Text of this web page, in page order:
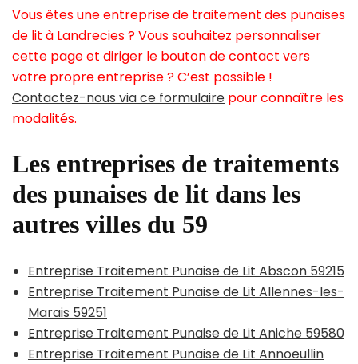
Vous êtes une entreprise de traitement des punaises
de lit à Landrecies ? Vous souhaitez personnaliser
cette page et diriger le bouton de contact vers
votre propre entreprise ? C’est possible !
Contactez-nous via ce formulaire pour connaître les
modalités.
Les entreprises de traitements
des punaises de lit dans les
autres villes du 59
Entreprise Traitement Punaise de Lit Abscon 59215
Entreprise Traitement Punaise de Lit Allennes-les-
Marais 59251
Entreprise Traitement Punaise de Lit Aniche 59580
Entreprise Traitement Punaise de Lit Annoeullin